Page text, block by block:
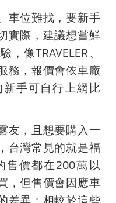
車位難找，要新手
實際，建議想嘗鮮
像TRAVELER、
務，報價會依車廠
手可自行上網比
友，且想要購入一
台灣常見的就是福
售價都在200萬以
，但售價會因應車
差異；相較於這些